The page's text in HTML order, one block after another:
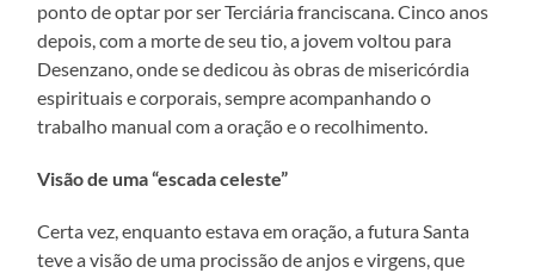
ponto de optar por ser Terciária franciscana. Cinco anos
depois, com a morte de seu tio, a jovem voltou para
Desenzano, onde se dedicou às obras de misericórdia
espirituais e corporais, sempre acompanhando o
trabalho manual com a oração e o recolhimento.
Visão de uma “escada celeste”
Certa vez, enquanto estava em oração, a futura Santa
teve a visão de uma procissão de anjos e virgens, que